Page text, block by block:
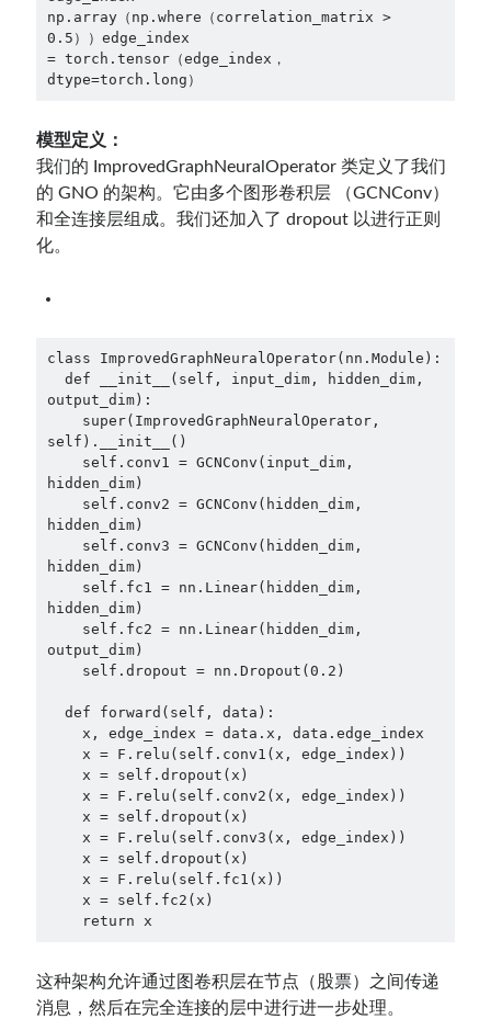
np.array（np.where（correlation_matrix >
0.5））edge_index
= torch.tensor（edge_index，
dtype=torch.long）
模型定义：
我们的 ImprovedGraphNeuralOperator 类定义了我们
的 GNO 的架构。它由多个图形卷积层 （GCNConv）
和全连接层组成。我们还加入了 dropout 以进行正则
化。
class ImprovedGraphNeuralOperator(nn.Module):
output_dim):
self).__init__()
hidden_dim)
hidden_dim)
hidden_dim)
hidden_dim)
output_dim)
    self.dropout = nn.Dropout(0.2)
  def forward(self, data):
    x, edge_index = data.x, data.edge_index
    x = F.relu(self.conv1(x, edge_index))
    x = self.dropout(x)
    x = F.relu(self.conv2(x, edge_index))
    x = self.dropout(x)
    x = F.relu(self.conv3(x, edge_index))
    x = self.dropout(x)
    x = F.relu(self.fc1(x))
    x = self.fc2(x)
    return x
这种架构允许通过图卷积层在节点（股票）之间传递
消息，然后在完全连接的层中进行进一步处理。